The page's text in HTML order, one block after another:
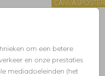
om een betere
en onze prestaties
mediadoeleinden (het
CANVASPOSTER